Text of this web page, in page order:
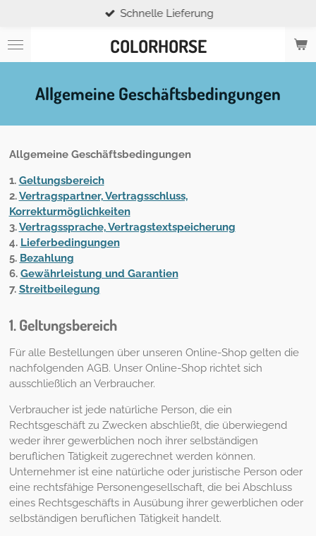
springen
COLORHORSE
Schnelle Lieferung
Allgemeine Geschäftsbedingungen
Allgemeine Geschäftsbedingungen
1. Geltungsbereich
2.Vertragspartner, Vertragsschluss,
Korrekturmöglichkeiten
3.Vertragssprache, Vertragstextspeicherung
4. Lieferbedingungen
5. Bezahlung
6. Gewährleistung und Garantien
7. Streitbeilegung
1. Geltungsbereich
Für alle Bestellungen über unseren Online-Shop gelten die
nachfolgenden AGB. Unser Online-Shop richtet sich
ausschließlich an Verbraucher.
Verbraucher ist jede natürliche Person, die ein
Rechtsgeschäft zu Zwecken abschließt, die überwiegend
weder ihrer gewerblichen noch ihrer selbständigen
beruflichen Tätigkeit zugerechnet werden können.
Unternehmer ist eine natürliche oder juristische Person oder
eine rechtsfähige Personengesellschaft, die bei Abschluss
eines Rechtsgeschäfts in Ausübung ihrer gewerblichen oder
selbständigen beruflichen Tätigkeit handelt.